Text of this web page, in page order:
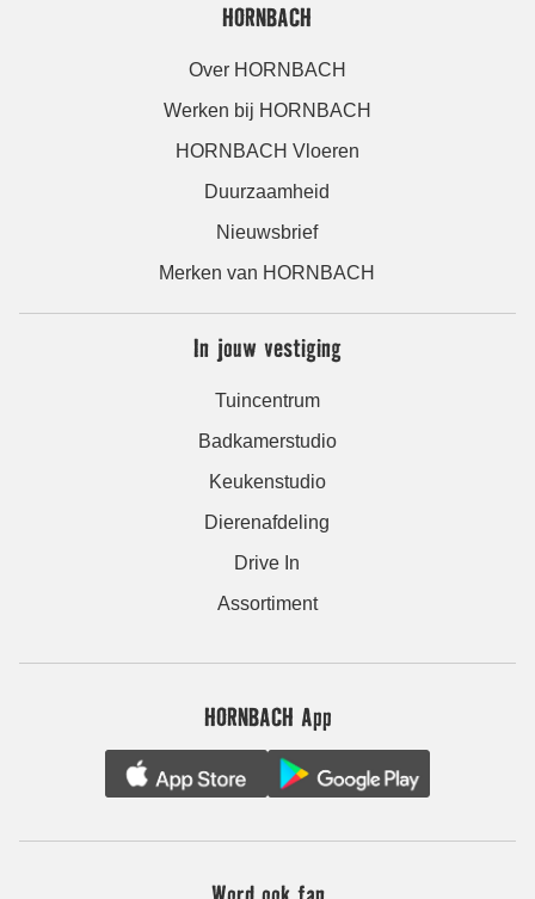
HORNBACH
Over HORNBACH
Werken bij HORNBACH
HORNBACH Vloeren
Duurzaamheid
Nieuwsbrief
Merken van HORNBACH
In jouw vestiging
Tuincentrum
Badkamerstudio
Keukenstudio
Dierenafdeling
Drive In
Assortiment
HORNBACH App